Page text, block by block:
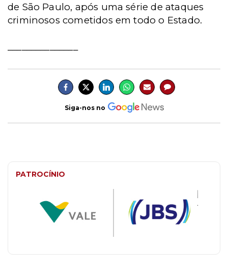
de São Paulo, após uma série de ataques
criminosos cometidos em todo o Estado.
Siga-nos no
PATROCÍNIO